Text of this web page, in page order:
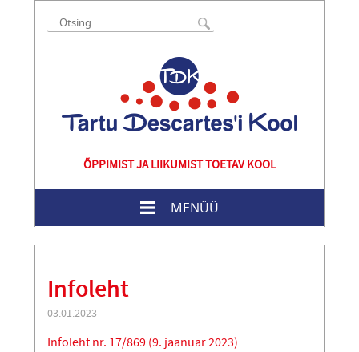
ÕPPIMIST JA LIIKUMIST TOETAV KOOL
MENÜÜ
Infoleht
03.01.2023
Infoleht nr. 17/869 (9. jaanuar 2023)